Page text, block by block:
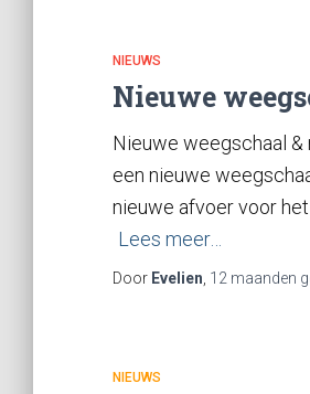
NIEUWS
Nieuwe
Nieuwe weegschaal
een nieuwe
nieuwe afvoer voor
Lees meer…
Door Evelien 12 maanden
NIEUWS